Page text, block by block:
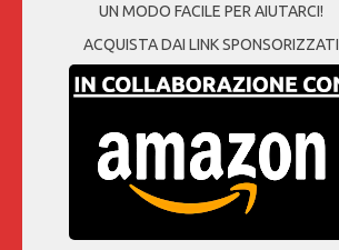
UN MODO FACILE PER AIUTARCI!
ACQUISTA DAI LINK SPONSORIZZATI